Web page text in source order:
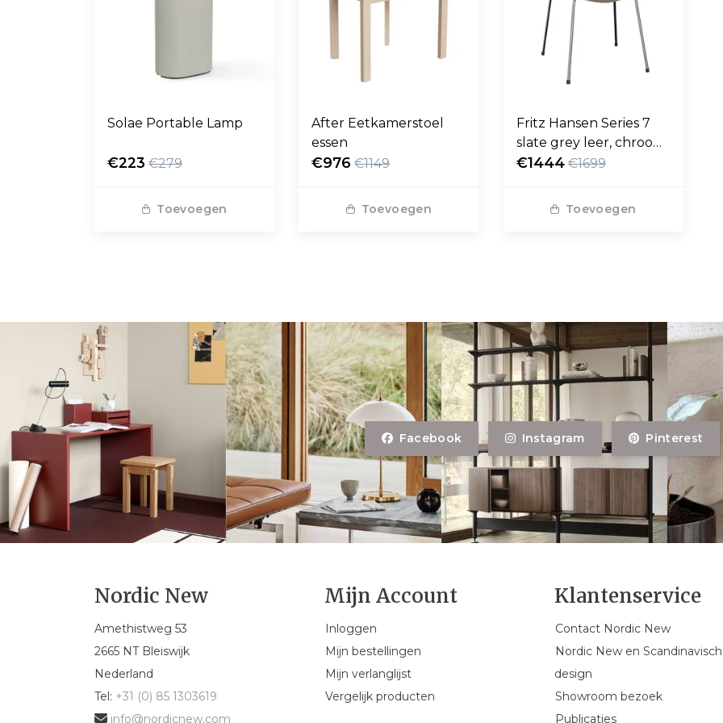
Solae Portable Lamp
€223 €279
Toevoegen
After Eetkamerstoel
essen
€976 €1149
Toevoegen
Fritz Hansen Series 7
slate grey leer, chroom
poten
€1444 €1699
Toevoegen
Facebook Instagram Pinterest
Nordic New
Amethistweg 53
2665 NT Bleiswijk
Nederland
Tel: +31 (0) 85 1303619
info@nordicnew.com
Mijn Account
Inloggen
Mijn bestellingen
Mijn verlanglijst
Vergelijk producten
Klantenservice
Contact Nordic New
Nordic New en Scandinavisch
design
Showroom bezoek
Publicaties